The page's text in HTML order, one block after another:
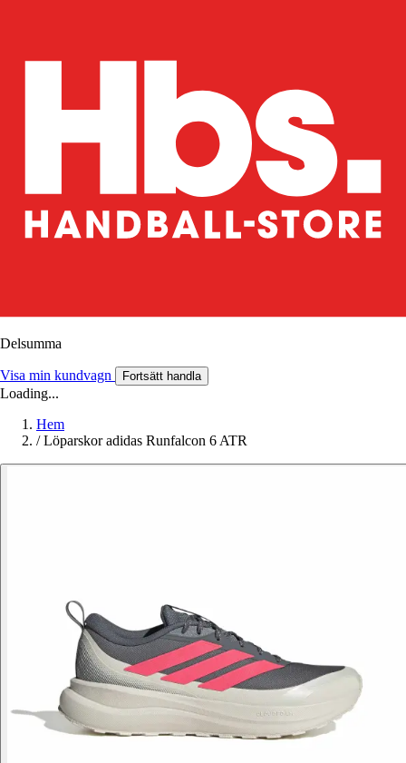
Delsumma
Visa min kundvagn Fortsätt handla
Loading...
Hem
/ Löparskor adidas Runfalcon 6 ATR